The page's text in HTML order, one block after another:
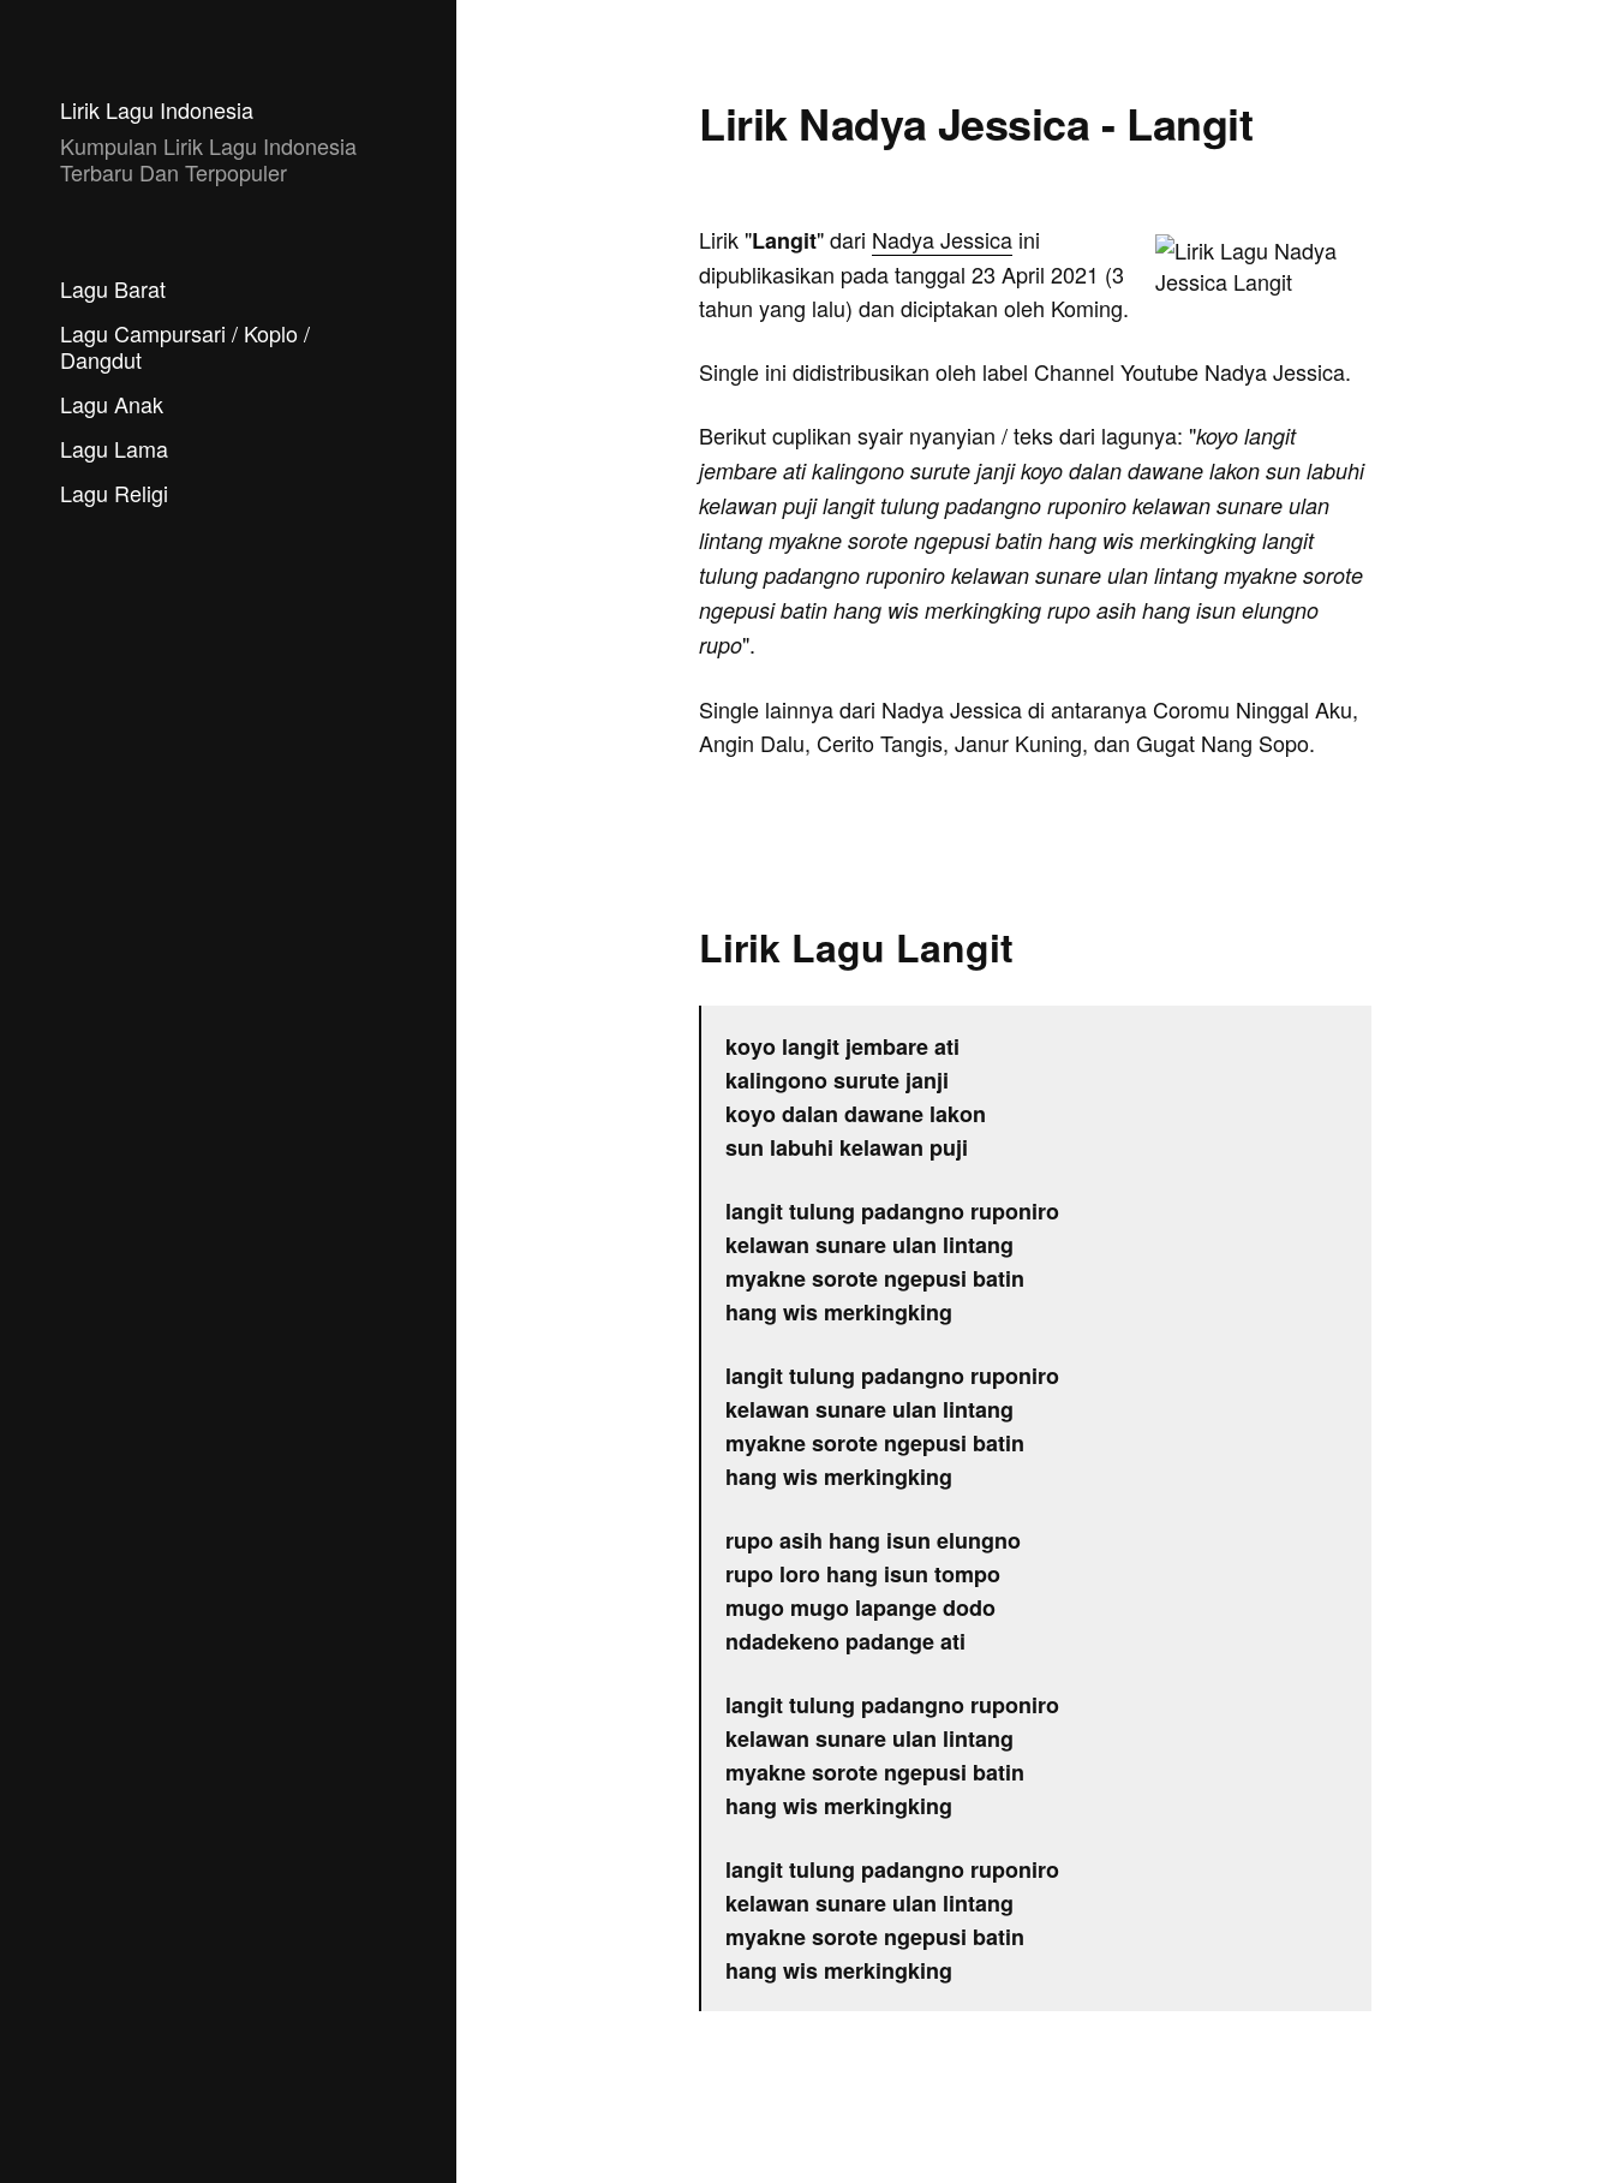
Lirik Lagu Indonesia
Kumpulan Lirik Lagu Indonesia
Terbaru Dan Terpopuler
Lagu Barat
Lagu Campursari / Koplo /
Dangdut
Lagu Anak
Lagu Lama
Lagu Religi
Lirik Nadya Jessica - Langit
Lirik "Langit" dari Nadya Jessica ini
dipublikasikan pada tanggal 23 April 2021 (3
tahun yang lalu) dan diciptakan oleh Koming.
Single ini didistribusikan oleh label Channel Youtube Nadya Jessica.
Berikut cuplikan syair nyanyian / teks dari lagunya: "koyo langit
jembare ati kalingono surute janji koyo dalan dawane lakon sun labuhi
kelawan puji langit tulung padangno ruponiro kelawan sunare ulan
lintang myakne sorote ngepusi batin hang wis merkingking langit
tulung padangno ruponiro kelawan sunare ulan lintang myakne sorote
ngepusi batin hang wis merkingking rupo asih hang isun elungno
rupo".
Single lainnya dari Nadya Jessica di antaranya Coromu Ninggal Aku,
Angin Dalu, Cerito Tangis, Janur Kuning, dan Gugat Nang Sopo.
Lirik Lagu Langit
koyo langit jembare ati
kalingono surute janji
koyo dalan dawane lakon
sun labuhi kelawan puji
langit tulung padangno ruponiro
kelawan sunare ulan lintang
myakne sorote ngepusi batin
hang wis merkingking
langit tulung padangno ruponiro
kelawan sunare ulan lintang
myakne sorote ngepusi batin
hang wis merkingking
rupo asih hang isun elungno
rupo loro hang isun tompo
mugo mugo lapange dodo
ndadekeno padange ati
langit tulung padangno ruponiro
kelawan sunare ulan lintang
myakne sorote ngepusi batin
hang wis merkingking
langit tulung padangno ruponiro
kelawan sunare ulan lintang
myakne sorote ngepusi batin
hang wis merkingking